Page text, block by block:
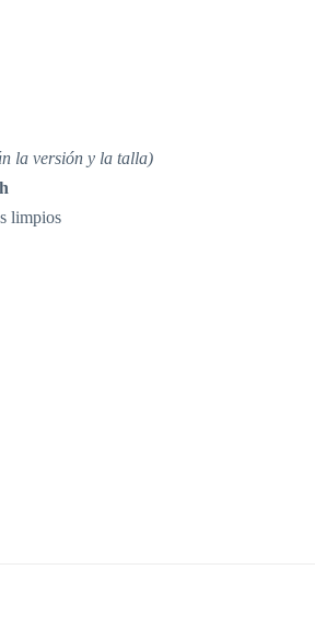
la versión y la talla)
limpios